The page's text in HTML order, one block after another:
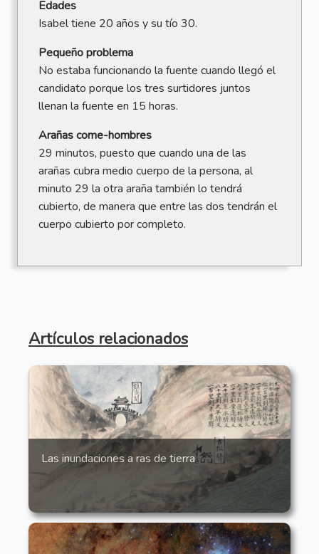
Edades
Isabel tiene 20 años y su tío 30.
Pequeño problema
No estaba funcionando la fuente cuando llegó el
candidato porque los tres surtidores juntos
llenan la fuente en 15 horas.
Arañas come-hombres
29 minutos, puesto que cuando una de las
arañas cubra medio cuerpo de la persona, al
minuto 29 la otra araña también lo tendrá
cubierto, de manera que entre las dos tendrán el
cuerpo cubierto por completo.
Artículos relacionados
Las inundaciones a ras de tierra